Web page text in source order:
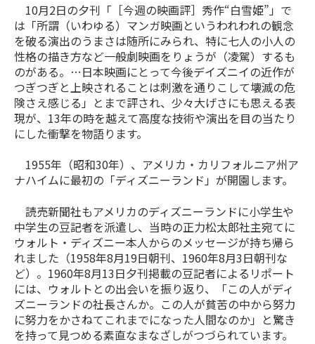
10月2日の夕刊「［今週の映画評］秀作“白雪姫”」で
は「所謂（いわゆる）マンガ映画というわれわれの観念
を破る演出のうまさは随所にみられ、特に七人の小人の
性格の描き方など一般劇映画をりょうが（凌駕）するも
のがある。…日本映画にとって今後デイズニイの近作が
つぎつぎと上映されることは刺激を通りこして壊滅の危
険さえ感じる」とまで評され、少々大げさにも思える表
現が、13年の時を越えて高度な技術や演出を目の当たり
にした衝撃を物語ります。
1955年（昭和30年）、アメリカ・カリフォルニア州ア
ナハイムに最初の「ディズニーランド」が開園します。
読売新聞社もアメリカのディズニーランドに小学生や
中学生の豆記者を派遣し、当時の正力松太郎社主宛てに
ウォルト・ディズニー本人からのメッセージが持ち帰ら
れました（1958年8月19日朝刊、1960年8月3日朝刊な
ど）。1960年8月13日夕刊掲載の豆記者によるリポート
には、ウォルトとの出会いを振り返り、「この人がディ
ズニーランドの社長さんか。この人が貧苦の中から努力
に努力をかさねてこれまでになった人間なのか」と驚き
を持って見つめる素直なまなざしがつづられています。